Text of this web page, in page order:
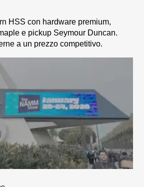
HSS con hardware premium,
e pickup Seymour Duncan.
a un prezzo competitivo.